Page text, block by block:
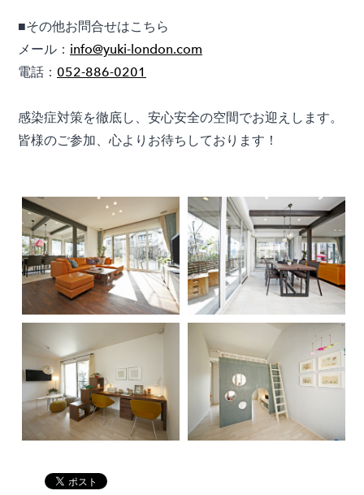
■その他お問合せはこちら
メール： info@yuki-london.com
電話： 052-886-0201
感染症対策を徹底し、安心安全の空間でお迎えします。
皆様のご参加、心よりお待ちしております！